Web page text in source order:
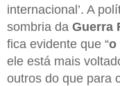
internacional’. A
sombria da Guerra
fica evidente que “o
ele está mais
outros do que para